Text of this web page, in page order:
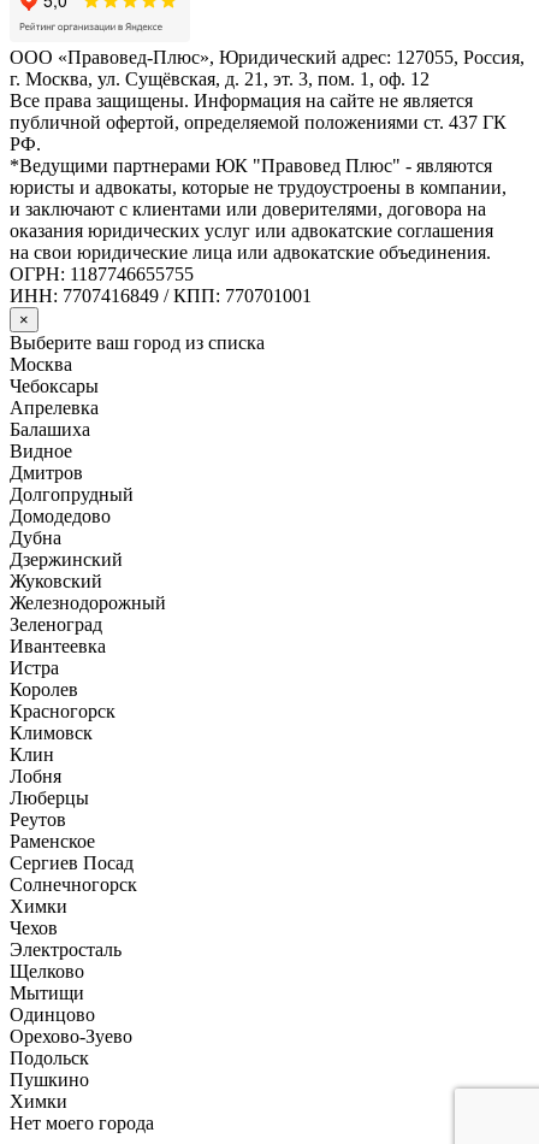
ООО «Правовед-Плюс», Юридический адрес: 127055, Россия,
г. Москва, ул. Сущёвская, д. 21, эт. 3, пом. 1, оф. 12
Все права защищены. Информация на сайте не является
публичной офертой, определяемой положениями ст. 437 ГК
РФ.
*Ведущими партнерами ЮК "Правовед Плюс" - являются
юристы и адвокаты, которые не трудоустроены в компании,
и заключают с клиентами или доверителями, договора на
оказания юридических услуг или адвокатские соглашения
на свои юридические лица или адвокатские объединения.
ОГРН: 1187746655755
ИНН: 7707416849 / КПП: 770701001
×
Выберите ваш город из списка
Москва
Чебоксары
Апрелевка
Балашиха
Видное
Дмитров
Долгопрудный
Домодедово
Дубна
Дзержинский
Жуковский
Железнодорожный
Зеленоград
Ивантеевка
Истра
Королев
Красногорск
Климовск
Клин
Лобня
Люберцы
Реутов
Раменское
Сергиев Посад
Солнечногорск
Химки
Чехов
Электросталь
Щелково
Мытищи
Одинцово
Орехово-Зуево
Подольск
Пушкино
Химки
Нет моего города